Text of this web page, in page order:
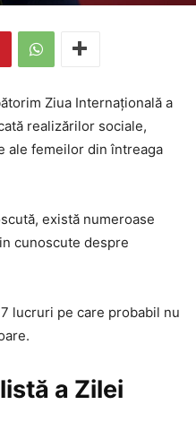
Ziua Internațională a
realizărilor sociale,
ale femeilor din întreaga
există numeroase
cunoscute despre
lucruri pe care probabil nu
a Zilei